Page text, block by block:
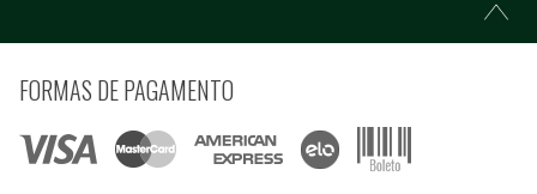
FORMAS DE PAGAMENTO